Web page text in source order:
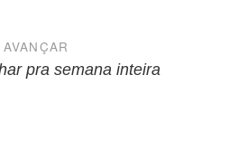
AVANÇAR
pra semana inteira